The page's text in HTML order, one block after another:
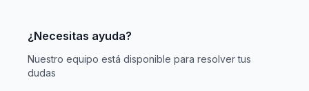
¿Necesitas ayuda?
Nuestro equipo está disponible para resolver tus
dudas